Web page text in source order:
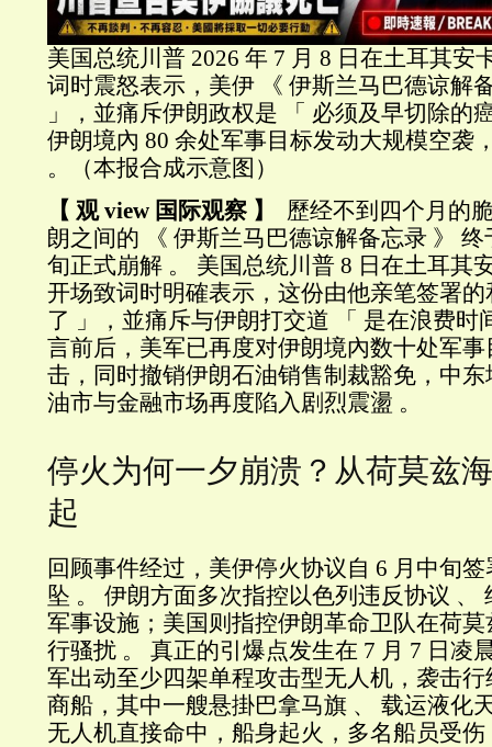
美国总统川普 2026 年 7 月 8 日在土耳其安
词时震怒表示，美伊 《 伊斯兰马巴德谅解
」，並痛斥伊朗政权是 「 必须及早切除的
伊朗境內 80 余处军事目标发动大规模空袭
。（本报合成示意图）
【 观 view 国际观察 】
歷经不到四个月的
朗之间的 《 伊斯兰马巴德谅解备忘录 》 终
旬正式崩解 。 美国总统川普 8 日在土耳其
开场致词时明確表示，这份由他亲笔签署
了 」，並痛斥与伊朗打交道 「 是在浪费时
言前后，美军已再度对伊朗境內数十处军
击，同时撤销伊朗石油销售制裁豁免，中
油市与金融市场再度陷入剧烈震盪 。
停火为何一夕崩溃？从荷莫兹
起
回顾事件经过，美伊停火协议自 6 月中旬
坠 。 伊朗方面多次指控以色列违反协议 、
军事设施；美国则指控伊朗革命卫队在荷
行骚扰 。 真正的引爆点发生在 7 月 7 日凌
军出动至少四架单程攻击型无人机，袭击
商船，其中一艘悬掛巴拿马旗 、 载运液化
无人机直接命中，船身起火，多名船员受伤